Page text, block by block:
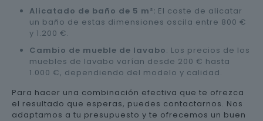
Alicatado de baño de 5 m²: El coste de alicatar
un baño de estas dimensiones oscila entre 800 €
y 1.200 €.
Cambio de mueble de lavabo: Los precios de los
muebles de lavabo varían desde 200 € hasta
1.000 €, dependiendo del modelo y calidad.
Para hacer una combinación efectiva que te ofrezca
el resultado que esperas, puedes contactarnos. Nos
adaptamos a tu presupuesto y te ofrecemos un buen